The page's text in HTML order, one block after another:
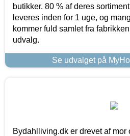
butikker. 80 % af deres
leveres inden for 1 uge, og
kommer fuld samlet fra
udvalg.
Se udvalget på
Bydahlliving.dk er drevet af mor